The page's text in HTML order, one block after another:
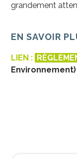
grandement
EN SAVOIR
LIEN :
Environnement)